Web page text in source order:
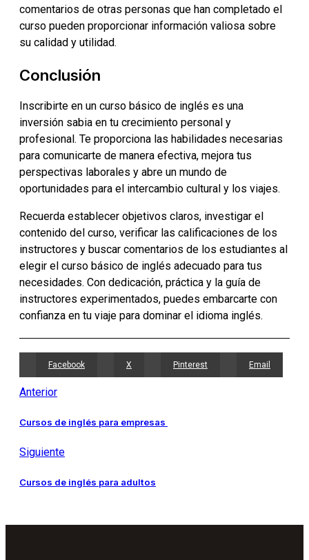
comentarios de otras personas que han completado el
curso pueden proporcionar información valiosa sobre
su calidad y utilidad.
Conclusión
Inscribirte en un curso básico de inglés es una
inversión sabia en tu crecimiento personal y
profesional. Te proporciona las habilidades necesarias
para comunicarte de manera efectiva, mejora tus
perspectivas laborales y abre un mundo de
oportunidades para el intercambio cultural y los viajes.
Recuerda establecer objetivos claros, investigar el
contenido del curso, verificar las calificaciones de los
instructores y buscar comentarios de los estudiantes al
elegir el curso básico de inglés adecuado para tus
necesidades. Con dedicación, práctica y la guía de
instructores experimentados, puedes embarcarte con
confianza en tu viaje para dominar el idioma inglés.
Facebook X Pinterest Email
Anterior
Cursos de inglés para empresas
Siguiente
Cursos de inglés para adultos